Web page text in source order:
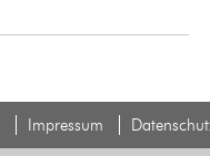
Impressum